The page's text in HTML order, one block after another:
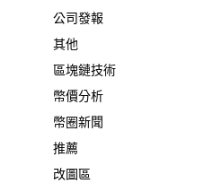
公司發報
其他
區塊鏈技術
幣價分析
幣圈新聞
推薦
改圖區